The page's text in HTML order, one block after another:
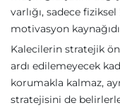
varlığı, sadece
motivasyon
Kalecilerin stratejik
ardı edilemeyecek
korumakla kalmaz,
stratejisini de